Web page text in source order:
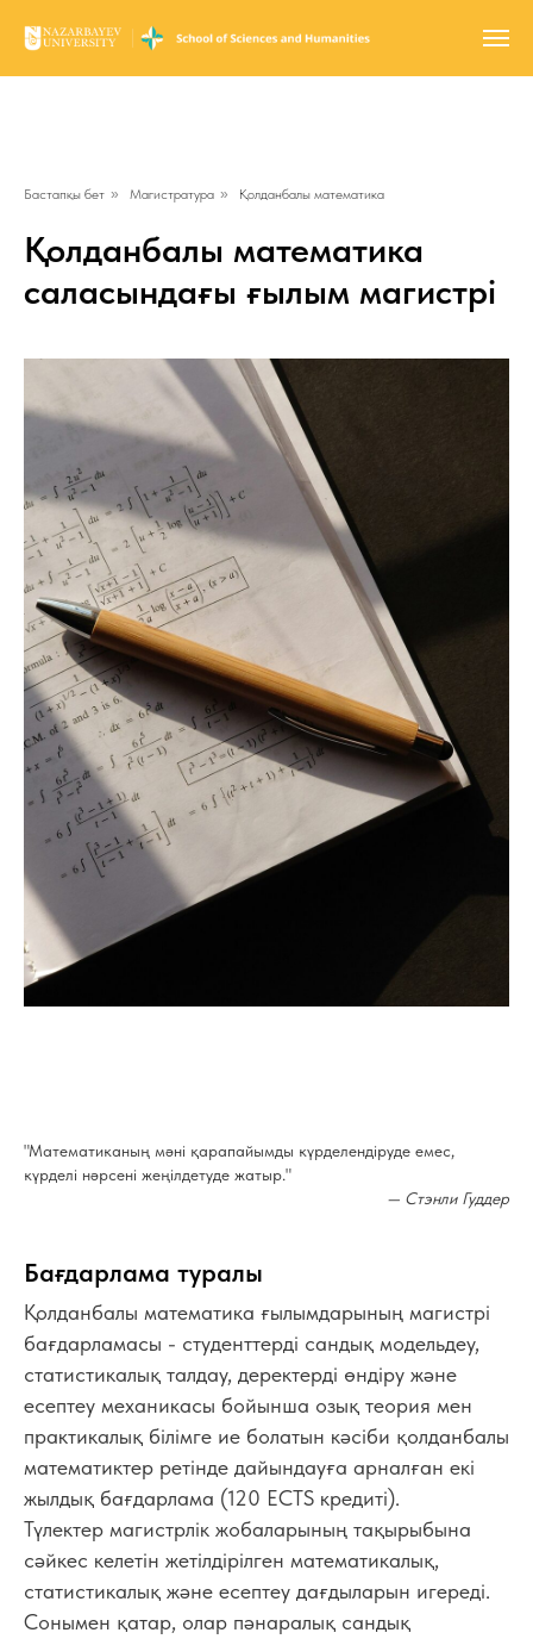
Бастапқы бет » Магистратура » Қолданбалы математика
Қолданбалы математика
саласындағы ғылым магистрі
"Математиканың мәні қарапайымды күрделендіруде емес,
күрделі нәрсені жеңілдетуде жатыр."
— Стэнли Гуддер
Бағдарлама туралы
Қолданбалы математика ғылымдарының магистрі
бағдарламасы - студенттерді сандық модельдеу,
статистикалық талдау, деректерді өндіру және
есептеу механикасы бойынша озық теория мен
практикалық білімге ие болатын кәсіби қолданбалы
математиктер ретінде дайындауға арналған екі
жылдық бағдарлама (120 ECTS кредиті).
Түлектер магистрлік жобаларының тақырыбына
сәйкес келетін жетілдірілген математикалық,
статистикалық және есептеу дағдыларын игереді.
Сонымен қатар, олар пәнаралық сандық